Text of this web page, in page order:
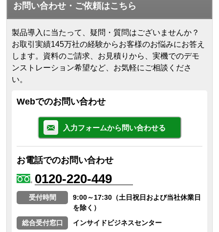
お問い合わせ・ご依頼はこちら
製品導入に当たって、疑問・質問はございませんか？
お取引実績145万社の経験からお客様のお悩みにお答え
します。 資料のご請求、お見積りから、実機でのデモ
ンストレーション希望など、お気軽にご相談くださ
い。
Webでのお問い合わせ
入力フォームから問い合わせる
お電話でのお問い合わせ
0120-220-449
受付時間
9:00～17:30（土日祝日および当社休業日
を除く）
総合受付窓口
インサイドビジネスセンター